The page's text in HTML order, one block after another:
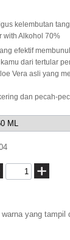
kelembutan
with Alkohol 70%
efektif
dari tertular
Vera asli yang
dan pecah-
yang tampil